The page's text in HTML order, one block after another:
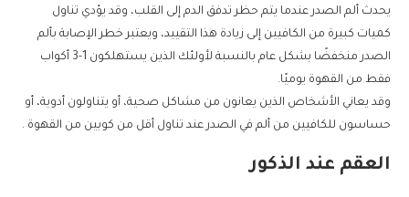
يحدث ألم الصدر عندما يتم حظر تدفق الدم إلى القلب، وقد يؤدي تناول
كميات كبيرة من الكافيين إلى زيادة هذا التقييد، ويعتبر خطر الإصابة بألم
الصدر منخفضًا بشكل عام بالنسبة لأولئك الذين يستهلكون 1-3 أكواب
فقط من القهوة يوميًا.
وقد يعاني الأشخاص الذين يعانون من مشاكل صحية، أو يتناولون أدوية، أو
حساسون للكافيين من ألم في الصدر عند تناول أقل من كوبين من القهوة .
العقم عند الذكور